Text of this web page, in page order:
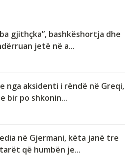
gjithçka”, bashkëshortja dhe
jetë në a...
nga aksidenti i rëndë në Greqi,
bir po shkonin...
në Gjermani, këta janë tre
që humbën je...